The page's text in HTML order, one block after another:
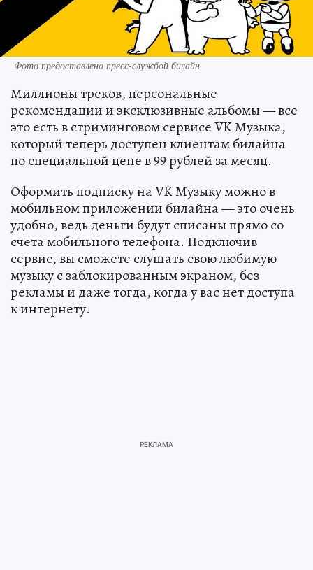
Фото предоставлено пресс-службой билайн
Миллионы треков, персональные
рекомендации и эксклюзивные альбомы — все
это есть в стриминговом сервисе VK Музыка,
который теперь доступен клиентам билайна
по специальной цене в 99 рублей за месяц.
Оформить подписку на VK Музыку можно в
мобильном приложении билайна — это очень
удобно, ведь деньги будут списаны прямо со
счета мобильного телефона. Подключив
сервис, вы сможете слушать свою любимую
музыку с заблокированным экраном, без
рекламы и даже тогда, когда у вас нет доступа
к интернету.